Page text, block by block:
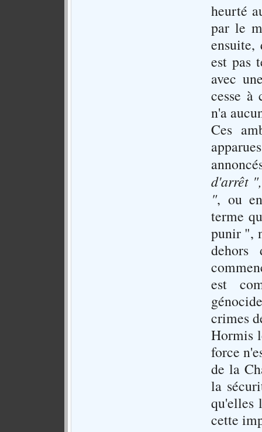
heurté
par le
est pas
avec
cesse à
n'a
Ces
d'arrêt ",
", ou
terme
punir ",
dehors
est
crimes
Hormis
force
de la
la
qu'elles
cette